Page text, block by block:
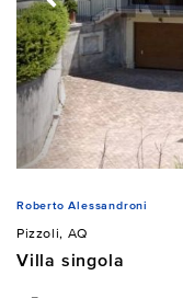
Roberto Alessandroni
Pizzoli, AQ
Villa singola